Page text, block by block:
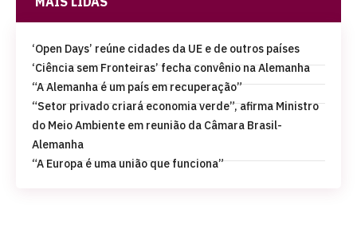
‘Open Days’ reúne cidades da UE e de outros países
‘Ciência sem Fronteiras’ fecha convênio na Alemanha
“A Alemanha é um país em recuperação”
“Setor privado criará economia verde”, afirma Ministro
do Meio Ambiente em reunião da Câmara Brasil-
Alemanha
“A Europa é uma união que funciona”